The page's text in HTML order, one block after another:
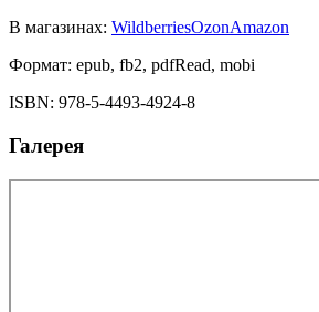
В магазинах: WildberriesOzonAmazon
Формат: epub, fb2, pdfRead, mobi
ISBN: 978-5-4493-4924-8
Галерея